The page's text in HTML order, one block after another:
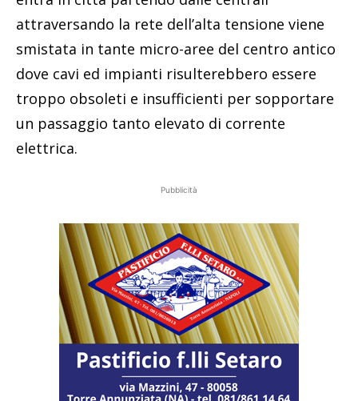
attraversando la rete dell’alta tensione viene
smistata in tante micro-aree del centro antico
dove cavi ed impianti risulterebbero essere
troppo obsoleti e insufficienti per sopportare
un passaggio tanto elevato di corrente
elettrica.
Pubblicità